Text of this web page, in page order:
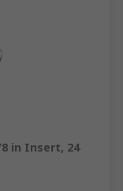
8 in Insert, 24